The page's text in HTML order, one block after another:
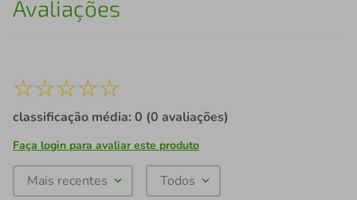
Avaliações
☆☆☆☆☆
classificação média: 0 (0 avaliações)
Faça login para avaliar este produto
Mais recentes Todos